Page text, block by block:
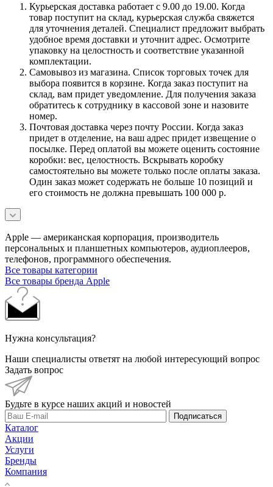
Курьерская доставка работает с 9.00 до 19.00. Когда
товар поступит на склад, курьерская служба свяжется
для уточнения деталей. Специалист предложит выбрать
удобное время доставки и уточнит адрес. Осмотрите
упаковку на целостность и соответствие указанной
комплектации.
Самовывоз из магазина. Список торговых точек для
выбора появится в корзине. Когда заказ поступит на
склад, вам придет уведомление. Для получения заказа
обратитесь к сотруднику в кассовой зоне и назовите
номер.
Почтовая доставка через почту России. Когда заказ
придет в отделение, на ваш адрес придет извещение о
посылке. Перед оплатой вы можете оценить состояние
коробки: вес, целостность. Вскрывать коробку
самостоятельно вы можете только после оплаты заказа.
Один заказ может содержать не больше 10 позиций и
его стоимость не должна превышать 100 000 р.
Apple — американская корпорация, производитель
персональных и планшетных компьютеров, аудиоплееров,
телефонов, программного обеспечения.
Все товары категории
Все товары бренда Apple
Нужна консультация?
Наши специалисты ответят на любой интересующий вопрос
Задать вопрос
Будьте в курсе наших акций и новостей
Подписаться
Каталог
Акции
Услуги
Бренды
Компания